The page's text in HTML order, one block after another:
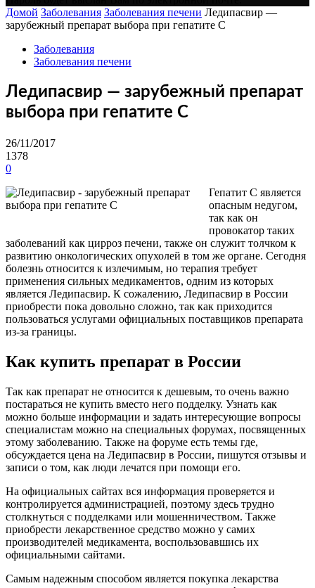
Домой Заболевания Заболевания печени Ледипасвир —
зарубежный препарат выбора при гепатите С
Заболевания
Заболевания печени
Ледипасвир — зарубежный препарат
выбора при гепатите С
26/11/2017
1378
0
Гепатит С является
опасным недугом,
так как он
провокатор таких
заболеваний как цирроз печени, также он служит толчком к
развитию онкологических опухолей в том же органе. Сегодня
болезнь относится к излечимым, но терапия требует
применения сильных медикаментов, одним из которых
является Ледипасвир. К сожалению, Ледипасвир в России
приобрести пока довольно сложно, так как приходится
пользоваться услугами официальных поставщиков препарата
из-за границы.
Как купить препарат в России
Так как препарат не относится к дешевым, то очень важно
постараться не купить вместо него подделку. Узнать как
можно больше информации и задать интересующие вопросы
специалистам можно на специальных форумах, посвященных
этому заболеванию. Также на форуме есть темы где,
обсуждается цена на Ледипасвир в России, пишутся отзывы и
записи о том, как люди лечатся при помощи его.
На официальных сайтах вся информация проверяется и
контролируется администрацией, поэтому здесь трудно
столкнуться с подделками или мошенничеством. Также
приобрести лекарственное средство можно у самих
производителей медикамента, воспользовавшись их
официальными сайтами.
Самым надежным способом является покупка лекарства